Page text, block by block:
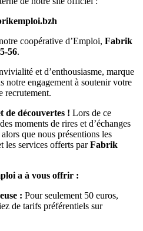
coopérative d’Emploi, Fabrik
56.
et d’enthousiasme, marque
notre engagement à soutenir votre
recrutement.
de découvertes ! Lors de ce
moments de rires et d’échanges
que nous présentions les
les services offerts parFabrik
a à vous offrir :
: Pour seulement 50 euros,
de tarifs préférentiels sur